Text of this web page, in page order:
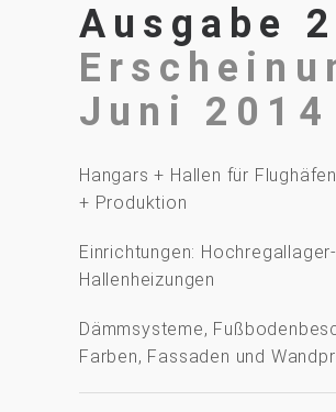
Ausgabe
Juni 2014
Hangars + Hallen für
+ Produktion
Einrichtungen:
Hallenheizungen
Dämmsysteme,
Farben, Fassaden und